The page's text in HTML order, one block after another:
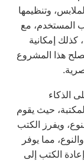
وتنظيمها
المستخدم، مع
كذلك إمكانية
هذا المشروع
الذكاء
حيث يقوم
ويفرز الكتب
مما يوفر
الكتب إلى